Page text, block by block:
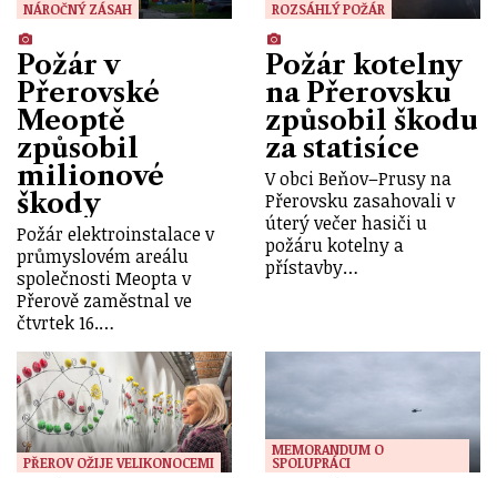
NÁROČNÝ ZÁSAH
Požár v
Přerovské
Meoptě
způsobil
milionové
škody
Požár elektroinstalace v
průmyslovém areálu
společnosti Meopta v
Přerově zaměstnal ve
čtvrtek 16.…
ROZSÁHLÝ POŽÁR
Požár kotelny
na Přerovsku
způsobil škodu
za statisíce
V obci Beňov–Prusy na
Přerovsku zasahovali v
úterý večer hasiči u
požáru kotelny a
přístavby…
PŘEROV OŽIJE VELIKONOCEMI
MEMORANDUM O
SPOLUPRÁCI